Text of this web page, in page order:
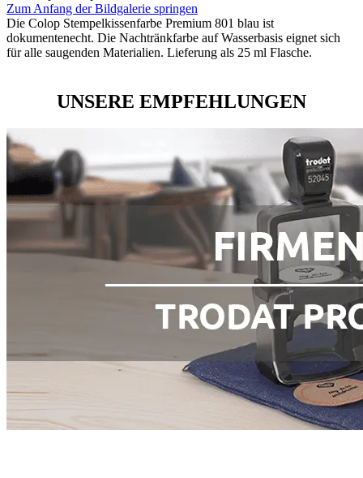
Zum Anfang der Bildgalerie springen
Die Colop Stempelkissenfarbe Premium 801 blau ist
dokumentenecht. Die Nachtränkfarbe auf Wasserbasis eignet sich
für alle saugenden Materialien. Lieferung als 25 ml Flasche.
UNSERE EMPFEHLUNGEN